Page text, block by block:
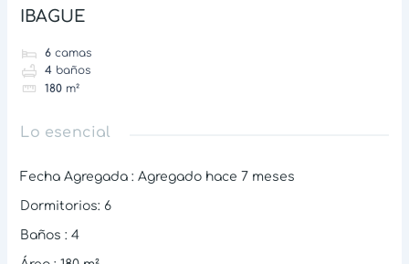
IBAGUE
6 camas
4 baños
180 m²
Lo esencial
Fecha Agregada: Agregado hace 7 meses
Dormitorios: 6
Baños: 4